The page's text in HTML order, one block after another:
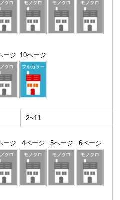
ージ 10ページ
2~11
ージ 4ページ 5ページ 6ページ